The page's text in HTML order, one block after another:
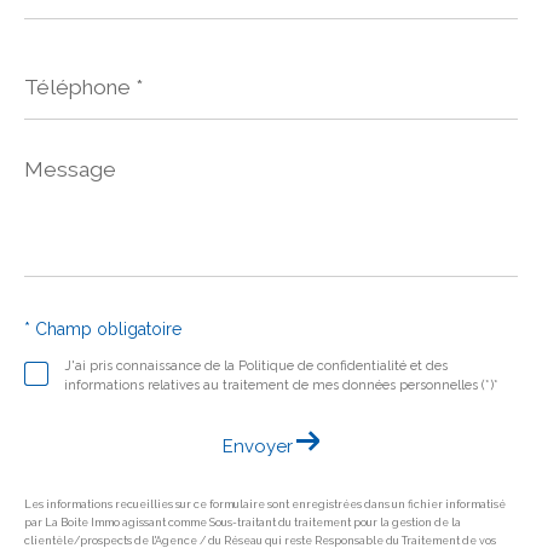
*
Message
*
J'ai pris connaissance de la Politique de confidentialité et des
informations relatives au traitement de mes données personnelles (*)*
* Champ obligatoire
Envoyer
Les informations recueillies sur ce formulaire sont enregistrées dans un fichier informatisé
par La Boite Immo agissant comme Sous-traitant du traitement pour la gestion de la
clientèle/prospects de l'Agence / du Réseau qui reste Responsable du Traitement de vos